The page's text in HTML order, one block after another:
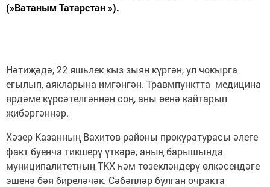
(»Ватаным Татарстан »).
Нәтиҗәдә, 22 яшьлек кыз зыян күргән, ул чокырга
егылып, аякларына имгәнгән. Травмпунктта медицина
ярдәме күрсәтелгәннән соң, аны өенә кайтарып
җибәргәннәр.
Хәзер Казанның Вахитов районы прокуратурасы әлеге
факт буенча тикшерү үткәрә, аның барышында
муниципалитетның ТКХ һәм төзекләндерү өлкәсендәге
эшенә бәя биреләчәк. Сәбәпләр булган очракта